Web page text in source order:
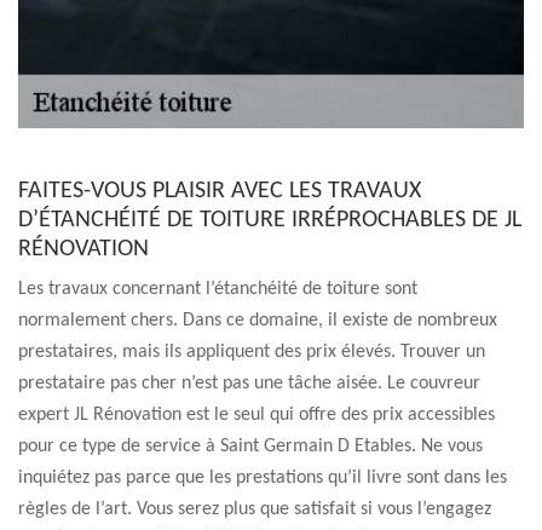
FAITES-VOUS PLAISIR AVEC LES TRAVAUX
D’ÉTANCHÉITÉ DE TOITURE IRRÉPROCHABLES DE JL
RÉNOVATION
Les travaux concernant l’étanchéité de toiture sont
normalement chers. Dans ce domaine, il existe de nombreux
prestataires, mais ils appliquent des prix élevés. Trouver un
prestataire pas cher n’est pas une tâche aisée. Le couvreur
expert JL Rénovation est le seul qui offre des prix accessibles
pour ce type de service à Saint Germain D Etables. Ne vous
inquiétez pas parce que les prestations qu’il livre sont dans les
règles de l’art. Vous serez plus que satisfait si vous l’engagez